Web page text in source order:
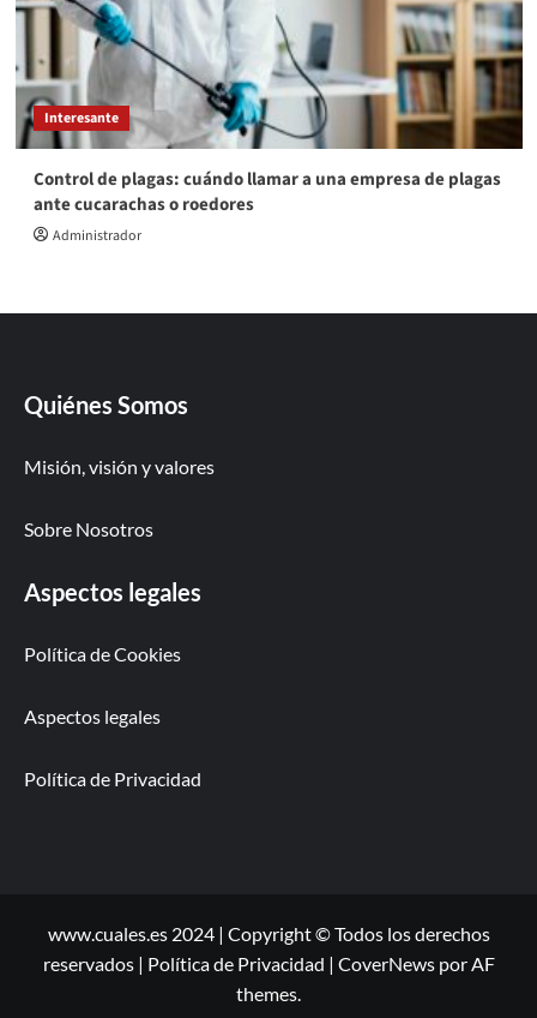
Interesante
Control de plagas: cuándo llamar a una empresa de plagas
ante cucarachas o roedores
Administrador
Quiénes Somos
Misión, visión y valores
Sobre Nosotros
Aspectos legales
Política de Cookies
Aspectos legales
Política de Privacidad
www.cuales.es 2024 | Copyright © Todos los derechos
reservados | Política de Privacidad | CoverNewspor AF
themes.